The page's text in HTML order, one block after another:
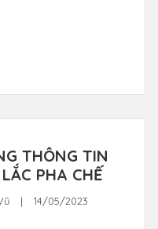
THÔNG TIN
PHA CHẾ
| 14/05/2023